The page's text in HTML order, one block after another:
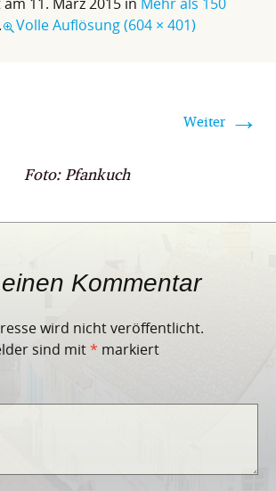
. Volle Auflösung (604 × 401)
Weiter →
Foto: Pfankuch
Kommentar
wird nicht veröffentlicht.
sind mit* markiert